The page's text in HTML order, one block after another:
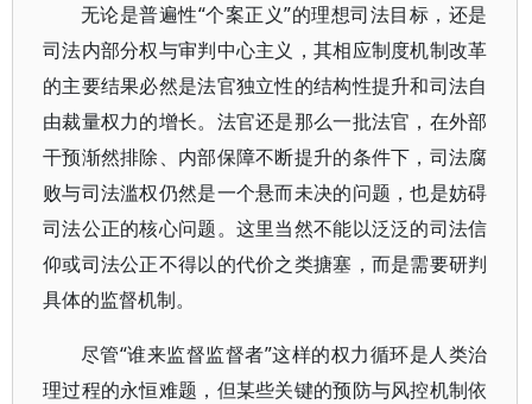
无论是普遍性“个案正义”的理想司法目标，还是
司法内部分权与审判中心主义，其相应制度机制改革
的主要结果必然是法官独立性的结构性提升和司法自
由裁量权力的增长。法官还是那么一批法官，在外部
干预渐然排除、内部保障不断提升的条件下，司法腐
败与司法滥权仍然是一个悬而未决的问题，也是妨碍
司法公正的核心问题。这里当然不能以泛泛的司法信
仰或司法公正不得以的代价之类搪塞，而是需要研判
具体的监督机制。
尽管“谁来监督监督者”这样的权力循环是人类治
理过程的永恒难题，但某些关键的预防与风控机制依